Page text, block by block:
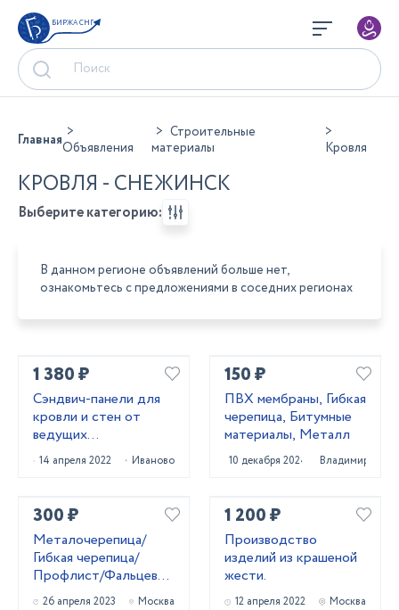
БИРЖА СНГ
ГлавнаяОбъявления
Строительные
материалы
Кровля
КРОВЛЯ - СНЕЖИНСК
Выберите категорию:
В данном регионе объявлений больше нет,
ознакомьтесь с предложениями в соседних регионах
1 380 ₽
Сэндвич-панели для
кровли и стен от
ведущих
производителей
России
14 апреля 2022 Иваново
150 ₽
ПВХ мембраны, Гибкая
черепица, Битумные
материалы, Металл
10 декабря 2024 Владимир
300 ₽
Металочерепица/
Гибкая черепица/
Профлист/Фальцевая
кровля
26 апреля 2023 Москва
1 200 ₽
Производство
изделий из крашеной
жести.
12 апреля 2022 Москва